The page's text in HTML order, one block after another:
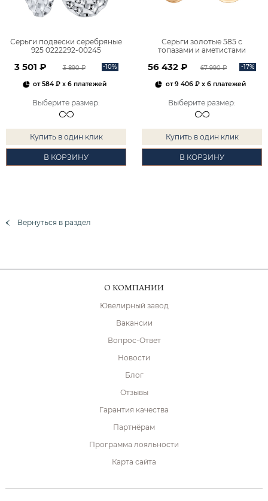
Серьги подвески серебряные
925 0222292-00245
3 501 ₽ 3 890 ₽ -10%
от584 ₽ x 6 платежей
Выберите размер:
Купить в один клик
В КОРЗИНУ
Серьги золотые 585 с
топазами и аметистами
56 432 ₽ 67 990 ₽ -17%
от9 406 ₽x 6 платежей
Выберите размер:
Купить в один клик
В КОРЗИНУ
Вернуться в раздел
О КОМПАНИИ
Ювелирный завод
Вакансии
Вопрос-Ответ
Новости
Блог
Отзывы
Гарантия качества
Партнёрам
Программа лояльности
Карта сайта